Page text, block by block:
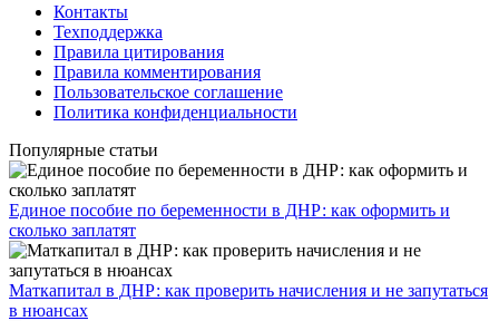
Контакты
Техподдержка
Правила цитирования
Правила комментирования
Пользовательское соглашение
Политика конфиденциальности
Популярные статьи
Единое пособие по беременности в ДНР: как оформить и
сколько заплатят
​Маткапитал в ДНР: как проверить начисления и не запутаться
в нюансах